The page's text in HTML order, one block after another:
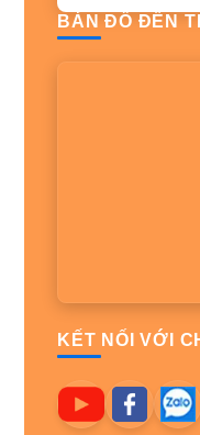
BẢN ĐỒ ĐẾN
KẾT NỐI VỚI